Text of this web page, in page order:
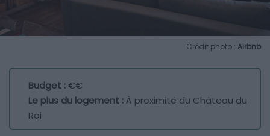
Crédit photo : Airbnb
Budget :€€
Le plus du logement :À proximité du Château du
Roi